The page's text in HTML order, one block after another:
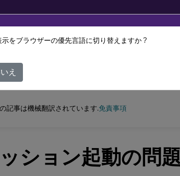
テンツは動的に機械翻訳されています。
Citrix Virtual Apps and Desktops
記事は機械翻訳されています.免責事項
ション起動の問
をブラウザーの優先言語に切り替えますか ?
え